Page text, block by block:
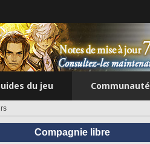
du jeu Communauté
Compagnie libre